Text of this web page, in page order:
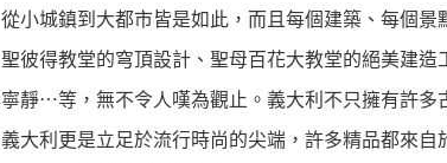
小城鎮到大都市皆是如此，而且每個建築、每個
彼得教堂的穹頂設計、聖母百花大教堂的絕美建
靜…等，無不令人嘆為觀止。義大利不只擁有許
大利更是立足於流行時尚的尖端，許多精品都來